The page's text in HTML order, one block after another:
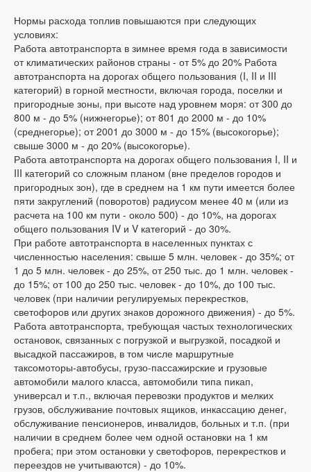
Нормы расхода топлив повышаются при следующих
условиях:
Работа автотранспорта в зимнее время года в зависимости
от климатических районов страны - от 5% до 20% Работа
автотранспорта на дорогах общего пользования (I, II и III
категорий) в горной местности, включая города, поселки и
пригородные зоны, при высоте над уровнем моря: от 300 до
800 м - до 5% (нижнегорье); от 801 до 2000 м - до 10%
(среднегорье); от 2001 до 3000 м - до 15% (высокогорье);
свыше 3000 м - до 20% (высокогорье).
Работа автотранспорта на дорогах общего пользования I, II и
III категорий со сложным планом (вне пределов городов и
пригородных зон), где в среднем на 1 км пути имеется более
пяти закруглений (поворотов) радиусом менее 40 м (или из
расчета на 100 км пути - около 500) - до 10%, на дорогах
общего пользования IV и V категорий - до 30%.
При работе автотранспорта в населенных пунктах с
численностью населения: свыше 5 млн. человек - до 35%; от
1 до 5 млн. человек - до 25%, от 250 тыс. до 1 млн. человек -
до 15%; от 100 до 250 тыс. человек - до 10%, до 100 тыс.
человек (при наличии регулируемых перекрестков,
светофоров или других знаков дорожного движения) - до 5%.
Работа автотранспорта, требующая частых технологических
остановок, связанных с погрузкой и выгрузкой, посадкой и
высадкой пассажиров, в том числе маршрутные
таксомоторы-автобусы, грузо-пассажирские и грузовые
автомобили малого класса, автомобили типа пикап,
универсал и т.п., включая перевозки продуктов и мелких
грузов, обслуживание почтовых ящиков, инкассацию денег,
обслуживание пенсионеров, инвалидов, больных и т.п. (при
наличии в среднем более чем одной остановки на 1 км
пробега; при этом остановки у светофоров, перекрестков и
переездов не учитываются) - до 10%.